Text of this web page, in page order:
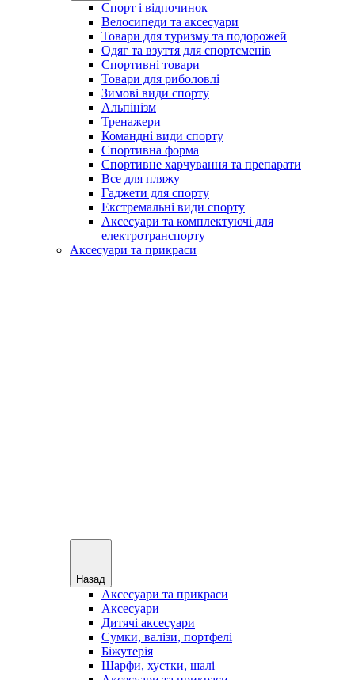
Спорт і відпочинок
Велосипеди та аксесуари
Товари для туризму та подорожей
Одяг та взуття для спортсменів
Спортивні товари
Товари для риболовлі
Зимові види спорту
Альпінізм
Тренажери
Командні види спорту
Спортивна форма
Спортивне харчування та препарати
Все для пляжу
Гаджети для спорту
Екстремальні види спорту
Аксесуари та комплектуючі для
електротранспорту
Аксесуари та прикраси
Назад
Аксесуари та прикраси
Аксесуари
Дитячі аксесуари
Сумки, валізи, портфелі
Біжутерія
Шарфи, хустки, шалі